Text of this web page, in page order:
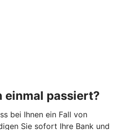
einmal passiert?
bei Ihnen ein Fall von
Sie sofort Ihre Bank und